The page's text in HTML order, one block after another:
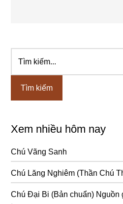
Sidebar
chính
kiếm...
Xem nhiều hôm nay
Chú Vãng Sanh
Chú Lăng Nghiêm (Thần Chú
Chú Đại Bi (Bản chuẩn) Nguồn